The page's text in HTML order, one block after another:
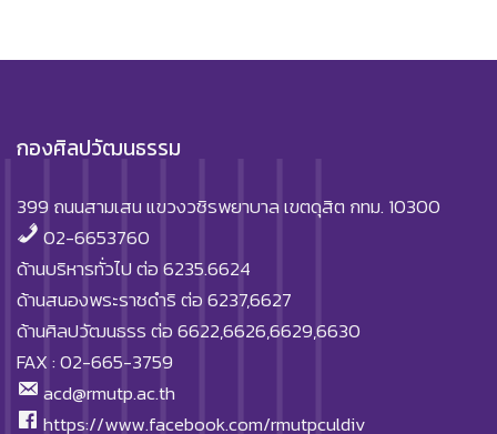
กองศิลปวัฒนธรรม
399 ถนนสามเสน แขวงวชิรพยาบาล เขตดุสิต กทม. 10300
02-6653760
ด้านบริหารทั่วไป ต่อ 6235.6624
ด้านสนองพระราชดำริ ต่อ 6237,6627
ด้านศิลปวัฒนธรร ต่อ 6622,6626,6629,6630
FAX : 02-665-3759
acd@rmutp.ac.th
https://www.facebook.com/rmutpculdiv